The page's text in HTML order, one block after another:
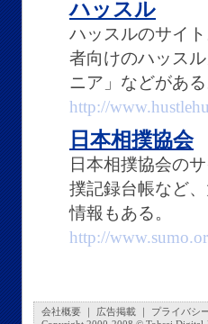
ハッスル
ハッスルのサイ
者向けのハッス
ニア」などがある
http://
日本相撲協会
日本相撲協会の
撲記録台帳など
情報もある。
http://
会社概要 広告掲載 プライバシ